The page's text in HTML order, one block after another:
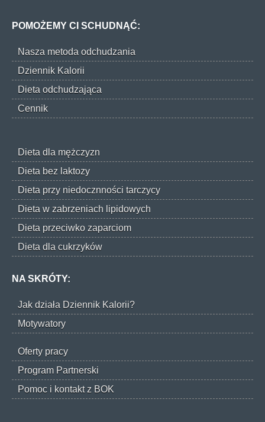
POMOŻEMY CI SCHUDNĄĆ:
Nasza metoda odchudzania
Dziennik Kalorii
Dieta odchudzająca
Cennik
Dieta dla mężczyzn
Dieta bez laktozy
Dieta przy niedocznności tarczycy
Dieta w zabrzeniach lipidowych
Dieta przeciwko zaparciom
Dieta dla cukrzyków
NA SKRÓTY:
Jak działa Dziennik Kalorii?
Motywatory
Oferty pracy
Program Partnerski
Pomoc i kontakt z BOK